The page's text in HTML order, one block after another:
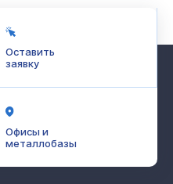
Оставить
заявку
Офисы и
металлобазы